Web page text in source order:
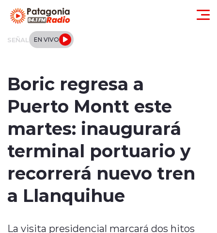
SEÑAL EN VIVO
Tendencias
Internacional
Deportes
Boric regresa a
Puerto Montt este
martes: inaugurará
terminal portuario y
recorrerá nuevo tren
a Llanquihue
La visita presidencial marcará dos hitos